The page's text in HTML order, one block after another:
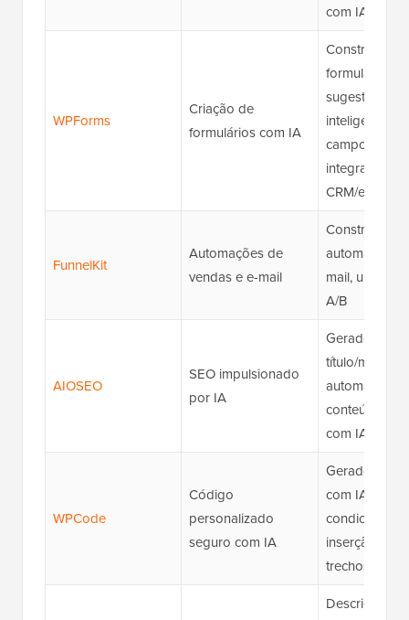
com IA
WPForms
Criação de
formulários com IA
Construtor de
formulários
sugestões
inteligentes
campos,
integrações
CRM/e-mail
FunnelKit
Automações de
vendas e e-mail
Construtor
automação
mail, upsells,
A/B
AIOSEO
SEO impulsionado
por IA
Gerador de
título/meta
automação
conteúdo
com IA
WPCode
Código
personalizado
seguro com IA
Gerador de
com IA, lógica
condicional,
inserção
trechos
Descrições